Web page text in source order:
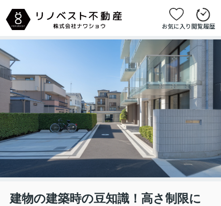
お気に入り閲覧履歴
建物の建築時の豆知識！高さ制限に